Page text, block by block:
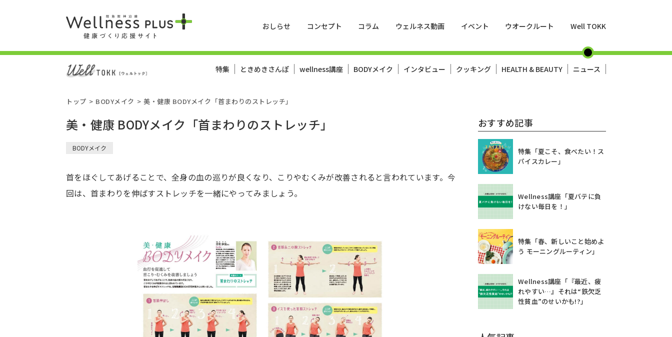
おしらせ コンセプト コラム ウェルネス動画 イベント ウオークルート Well TOKK
特集 ときめきさんぽ wellness講座 BODYメイク インタビュー クッキング HEALTH & BEAUTY ニュース
トップ BODYメイク 美・健康 BODYメイク「首まわりのストレッチ」
美・健康 BODYメイク「首まわりのストレッチ」
BODYメイク
首をほぐしてあげることで、全身の血の巡りが良くなり、こりやむくみが改善されると言われています。今
回は、首まわりを伸ばすストレッチを一緒にやってみましょう。
おすすめ記事
特集「夏こそ、食べたい！ス
パイスカレー」
Wellness講座「夏バテに負
けない毎日を！」
特集「春、新しいこと始めよ
う モーニングルーティン」
Wellness講座「『最近、疲
れやすい…』それは“鉄欠乏
性貧血”のせいかも!?」